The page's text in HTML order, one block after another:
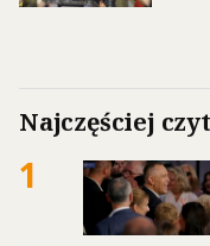
Najczęściej
1